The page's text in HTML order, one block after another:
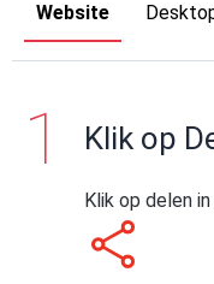
Website
Klik op
Klik op delen